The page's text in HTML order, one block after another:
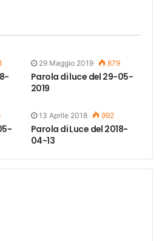
29 Maggio 2019 879
Parola di luce del 29-05-
2019
13 Aprile 2018 992
Parola di Luce del 2018-
04-13